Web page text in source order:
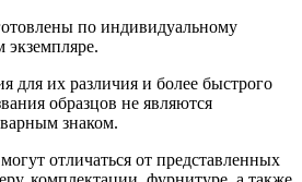
по индивидуальному
экземпляре.
для их различия и более быстрого
образцов не являются
знаком.
отличаться от представленных